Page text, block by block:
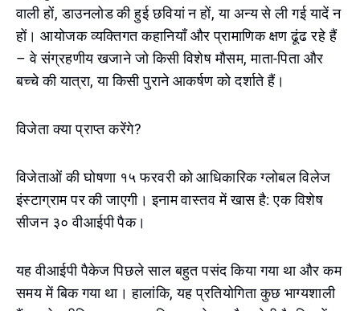
वाली हों, डाउनलोड की हुई छवियां न हों, या अन्य से ली गई यादें न
हों। आयोजक व्यक्तिगत कहानियाँ और प्रामाणिक क्षण ढूंढ रहे हैं
– वे संग्रहणीय खजाने जो किसी विशेष मौसम, माता-पिता और
बच्चे की यात्रा, या किसी पुराने आकर्षण को दर्शाते हैं।
विजेता क्या प्राप्त करेंगे?
विजेताओं की घोषणा १५ फरवरी को आधिकारिक ग्लोबल विलेज
इंस्टाग्राम पर की जाएगी। इनाम वास्तव में खास है: एक विशेष
सीजन ३० वीआईपी पैक।
यह वीआईपी पैकेज पिछले साल बहुत पसंद किया गया था और कम
समय में बिक गया था। हालांकि, यह प्रतियोगिता कुछ भाग्यशाली